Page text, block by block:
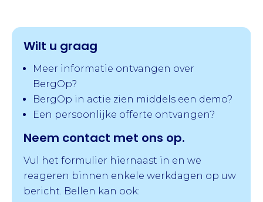
Wilt u graag
Meer informatie ontvangen over
BergOp?
BergOp in actie zien middels een demo?
Een persoonlijke offerte ontvangen?
Neem contact met ons op.
Vul het formulier hiernaast in en we
reageren binnen enkele werkdagen op uw
bericht. Bellen kan ook: